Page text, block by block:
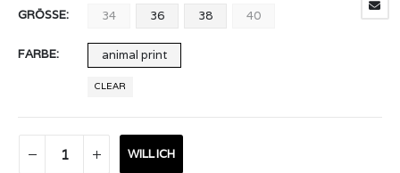
GRÖSSE 34 36 38 40
FARBE animal print
CLEAR
WILL ICH